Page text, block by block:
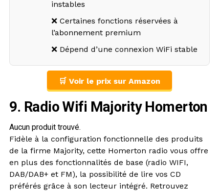
instables
❌ Certaines fonctions réservées à
l’abonnement premium
❌ Dépend d’une connexion WiFi stable
🛒 Voir le prix sur Amazon
9. Radio Wifi Majority Homerton
Aucun produit trouvé.
Fidèle à la configuration fonctionnelle des produits
de la firme Majority, cette Homerton radio vous offre
en plus des fonctionnalités de base (radio WIFI,
DAB/DAB+ et FM), la possibilité de lire vos CD
préférés grâce à son lecteur intégré. Retrouvez